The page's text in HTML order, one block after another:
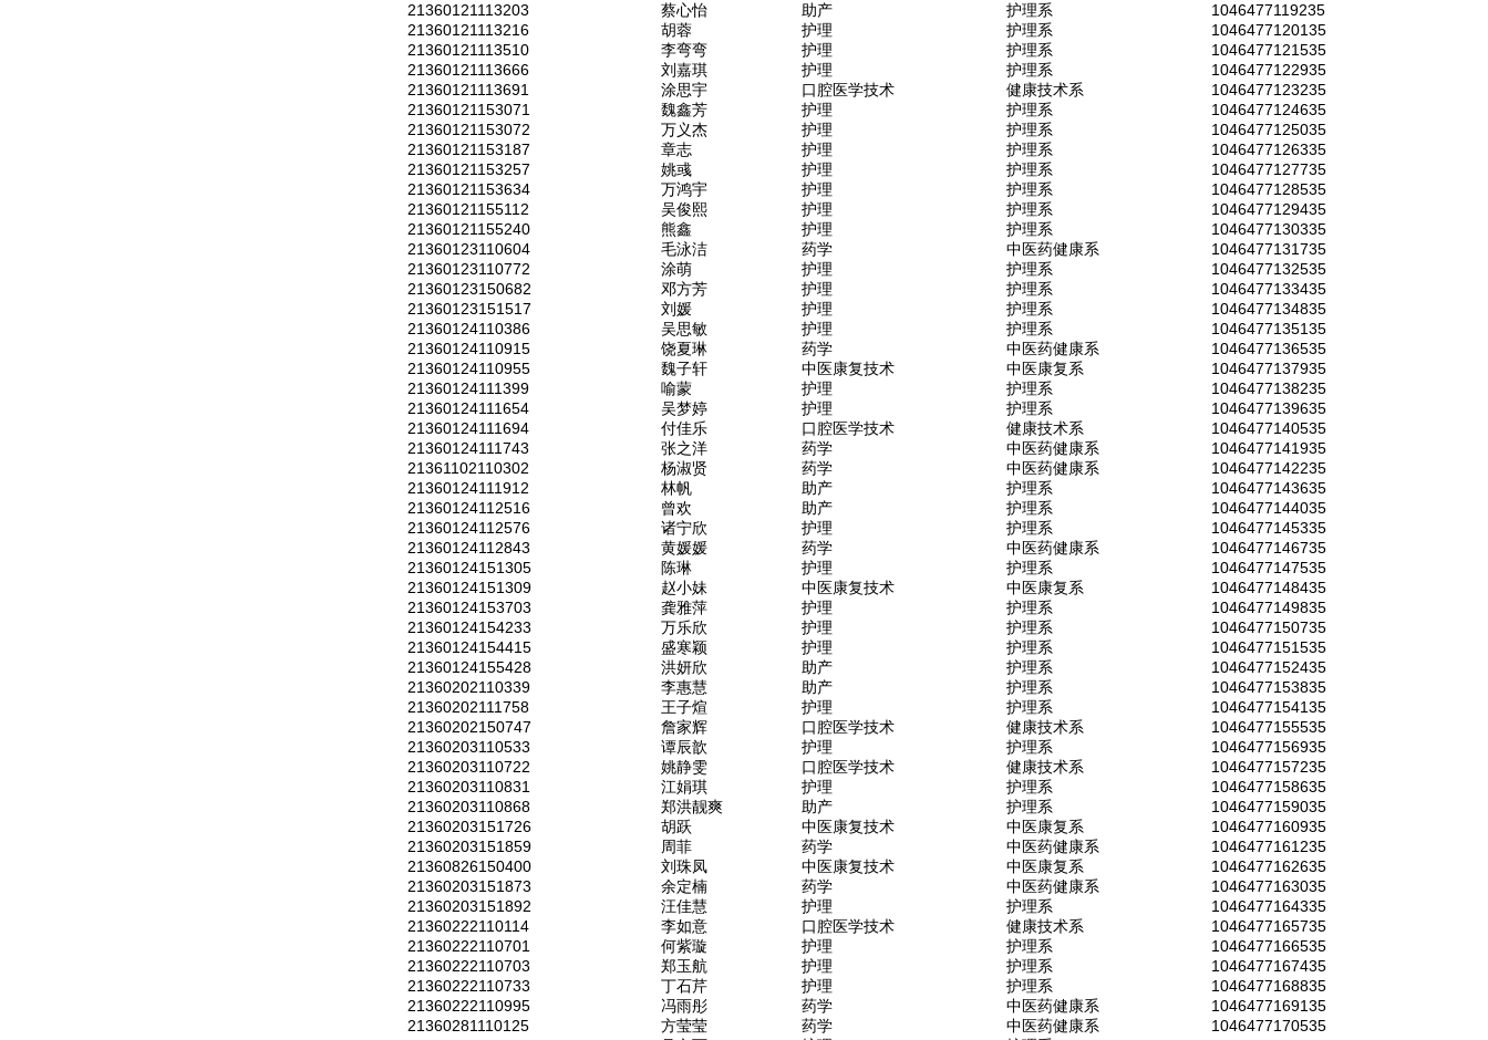
21360121113203
蔡心怡 助产 护理系
1046477119235
21360121113216
胡蓉 护理 护理系
1046477120135
21360121113510
李弯弯 护理 护理系
1046477121535
21360121113666
刘嘉琪 护理 护理系
1046477122935
21360121113691
涂思宇 口腔医学技术 健康技术系
1046477123235
21360121153071
魏鑫芳 护理 护理系
1046477124635
21360121153072
万义杰 护理 护理系
1046477125035
21360121153187
章志 护理 护理系
1046477126335
21360121153257
姚彧 护理 护理系
1046477127735
21360121153634
万鸿宇 护理 护理系
1046477128535
21360121155112
吴俊熙 护理 护理系
1046477129435
21360121155240
熊鑫 护理 护理系
1046477130335
21360123110604
毛泳洁 药学 中医药健康系
1046477131735
21360123110772
涂萌 护理 护理系
1046477132535
21360123150682
邓方芳 护理 护理系
1046477133435
21360123151517
刘媛 护理 护理系
1046477134835
21360124110386
吴思敏 护理 护理系
1046477135135
21360124110915
饶夏琳 药学 中医药健康系
1046477136535
21360124110955
魏子轩 中医康复技术 中医康复系
1046477137935
21360124111399
喻蒙 护理 护理系
1046477138235
21360124111654
吴梦婷 护理 护理系
1046477139635
21360124111694
付佳乐 口腔医学技术 健康技术系
1046477140535
21360124111743
张之洋 药学 中医药健康系
1046477141935
21361102110302
杨淑贤 药学 中医药健康系
1046477142235
21360124111912
林帆 助产 护理系
1046477143635
21360124112516
曾欢 助产 护理系
1046477144035
21360124112576
诸宁欣 护理 护理系
1046477145335
21360124112843
黄媛媛 药学 中医药健康系
1046477146735
21360124151305
陈琳 护理 护理系
1046477147535
21360124151309
赵小妹 中医康复技术 中医康复系
1046477148435
21360124153703
龚雅萍 护理 护理系
1046477149835
21360124154233
万乐欣 护理 护理系
1046477150735
21360124154415
盛寒颖 护理 护理系
1046477151535
21360124155428
洪妍欣 助产 护理系
1046477152435
21360202110339
李惠慧 助产 护理系
1046477153835
21360202111758
王子煊 护理 护理系
1046477154135
21360202150747
詹家辉 口腔医学技术 健康技术系
1046477155535
21360203110533
谭辰歆 护理 护理系
1046477156935
21360203110722
姚静雯 口腔医学技术 健康技术系
1046477157235
21360203110831
江娟琪 护理 护理系
1046477158635
21360203110868
郑洪靓爽 助产 护理系
1046477159035
21360203151726
胡跃 中医康复技术 中医康复系
1046477160935
21360203151859
周菲 药学 中医药健康系
1046477161235
21360826150400
刘珠凤 中医康复技术 中医康复系
1046477162635
21360203151873
余定楠 药学 中医药健康系
1046477163035
21360203151892
汪佳慧 护理 护理系
1046477164335
21360222110114
李如意 口腔医学技术 健康技术系
1046477165735
21360222110701
何紫璇 护理 护理系
1046477166535
21360222110703
郑玉航 护理 护理系
1046477167435
21360222110733
丁石芹 护理 护理系
1046477168835
21360222110995
冯雨彤 药学 中医药健康系
1046477169135
21360281110125
方莹莹 药学 中医药健康系
1046477170535